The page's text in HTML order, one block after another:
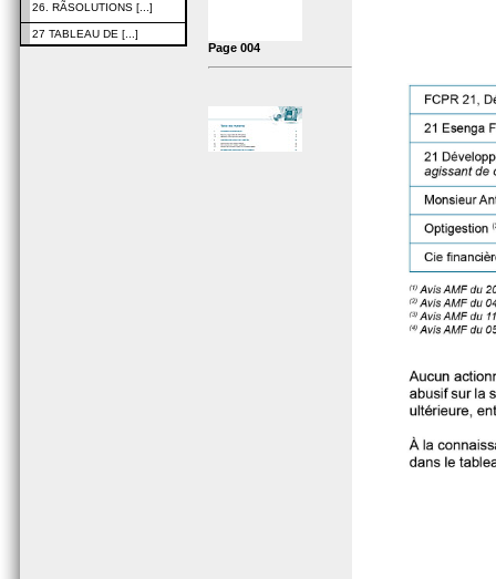
26. RÃSOLUTIONS [...]
27 TABLEAU DE [...]
Page 004